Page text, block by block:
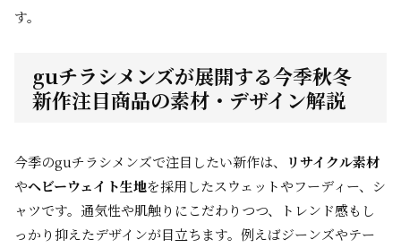
す。
guチラシメンズが展開する今季秋冬
新作注目商品の素材・デザイン解説
今季のguチラシメンズで注目したい新作は、
リサイクル素材
やヘビーウェイト生地を採用したスウェットやフーディー、シ
ャツです。通気性や肌触りにこだわりつつ、トレンド感もし
っかり抑えたデザインが目立ちます。例えばジーンズやテー